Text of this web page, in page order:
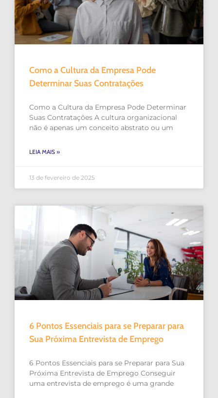
Como a Cultura da Empresa Pode
Determinar Suas Contratações
Como a Cultura da Empresa Pode Determinar
Suas Contratações A cultura organizacional
não é apenas um conceito abstrato ou um
LEIA MAIS »
13 de fevereiro de 2025
6 Pontos Essenciais para se Preparar para
Sua Próxima Entrevista de Emprego
6 Pontos Essenciais para se Preparar para Sua
Próxima Entrevista de Emprego Conseguir
uma entrevista de emprego é uma grande